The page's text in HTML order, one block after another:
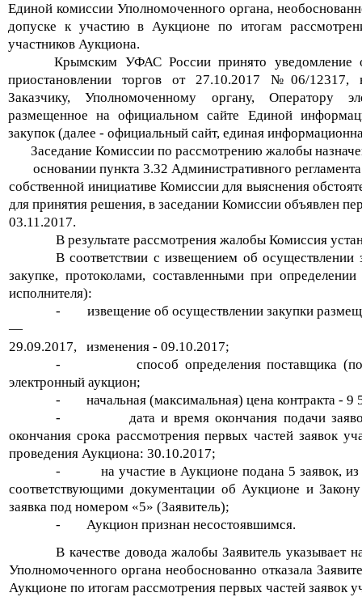
Единой комиссии Уполномоченного органа,
допуске к участию в Аукционе по итогам
участников Аукциона.
Крымским УФАС России принято уведомление
приостановлении торгов от 27.10.2017 №06/12317,
Заказчику, Уполномоченному органу, Оператору
размещенное на официальном сайте Единой
закупок (далее - официальный сайт, единая
Заседание Комиссии по рассмотрению жалобы
основании пункта 3.32 Административного
собственной инициативе Комиссии для выяснения
для принятия решения, в заседании Комиссии объявлен
03.11.2017.
В результате рассмотрения жалобы Комиссия
В соответствии с извещением об осуществлении
закупке, протоколами, составленными при
исполнителя):
-
извещение об осуществлении закупки
—
29.09.2017,
изменения - 09.10.2017;
-
способ определения поставщика
электронный аукцион;
-
начальная (максимальная) цена контракта -
-
дата и время окончания подачи
окончания срока рассмотрения первых частей заявок
проведения Аукциона: 30.10.2017;
-
на участие в Аукционе подана 5 заявок,
соответствующими документации об Аукционе и
заявка под номером «5» (Заявитель);
-
Аукцион признан несостоявшимся.
В качестве довода жалобы Заявитель указывает
Уполномоченного органа необоснованно отказала
Аукционе по итогам рассмотрения первых частей заявок